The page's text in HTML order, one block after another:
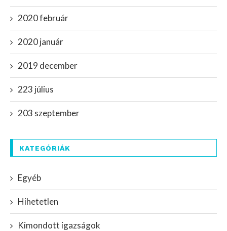
2020 február
2020 január
2019 december
223 július
203 szeptember
KATEGÓRIÁK
Egyéb
Hihetetlen
Kimondott igazságok